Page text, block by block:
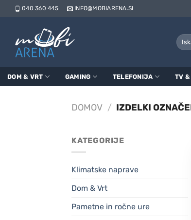
Skoči 040 360 445 INFO@MOBIARENA.SI
Išči:
DOM & VRT GAMING TELEFONIJA TV &
DOMOV / IZDELKI
KATEGORIJE
Klimatske naprave
Dom & Vrt
Pametne in ročne ure